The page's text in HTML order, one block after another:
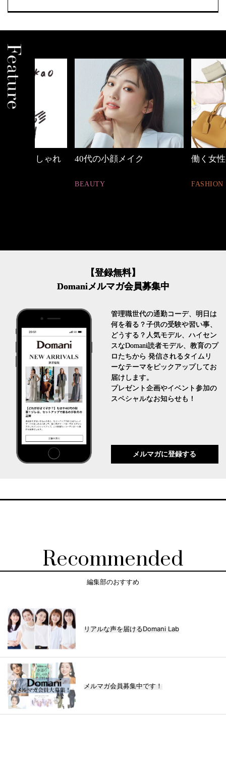
40代の小顔メイク 働く女性のバッグ
【登録無料】
Domaniメルマガ会員募集中
管理職世代の通勤コーデ、明日は
何を着る？子供の受験や習い事、
どうする？人気モデル、ハイセン
スなDomani読者モデル、教育のプ
ロたちから 発信されるタイムリ
ーなテーマをピックアップしてお
届けします。
プレゼント企画やイベント参加の
スペシャルなお知らせも！
メルマガに登録する
Recommended
編集部のおすすめ
リアルな声を届けるDomani Lab
メルマガ会員募集中です！